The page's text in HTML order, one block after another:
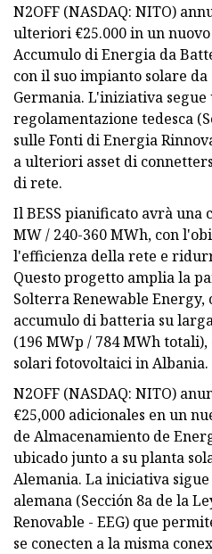
N2OFF (NASDAQ: NITO)
ulteriori €25.000 in un
Accumulo di Energia da
con il suo impianto solare da
Germania. L'iniziativa segue
regolamentazione tedesca
sulle Fonti di Energia
a ulteriori asset di
di rete.
Il BESS pianificato avrà una
MW / 240-360 MWh, con
l'efficienza della rete e
Questo progetto amplia la
Solterra Renewable
accumulo di batteria su
(196 MWp / 784 MWh
solari fotovoltaici in Albania.
N2OFF (NASDAQ: NITO)
€25,000 adicionales en un
de Almacenamiento de
ubicado junto a su planta
Alemania. La iniciativa
alemana (Sección 8a de la
Renovable - EEG) que
se conecten a la misma